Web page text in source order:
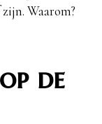
Waarom?
de